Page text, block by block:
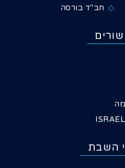
חב"ד בורסה
השבת